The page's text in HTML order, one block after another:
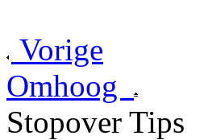
Vorige
Omhoog
Stopover Tips